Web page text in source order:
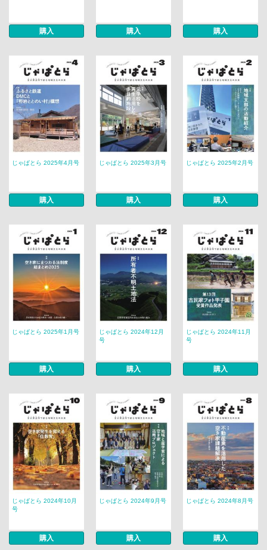
購入 購入 購入
じゃぱとら 2025年4月号
購入
じゃぱとら 2025年3月号
購入
じゃぱとら 2025年2月号
購入
じゃぱとら 2025年1月号
購入
じゃぱとら 2024年12月
号
購入
じゃぱとら 2024年11月
号
購入
じゃぱとら 2024年10月
号
購入
じゃぱとら 2024年9月号
購入
じゃぱとら 2024年8月号
購入